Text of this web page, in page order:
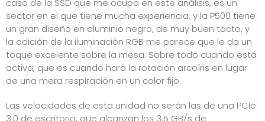
caso de la SSD que me ocupa en este análisis, es un
sector en el que tiene mucha experiencia, y la P500 tiene
un gran diseño en aluminio negro, de muy buen tacto, y
la adición de la iluminación RGB me parece que le da un
toque excelente sobre la mesa. Sobre todo cuando está
activa, que es cuando hará la rotación arcoíris en lugar
de una mera respiración en un color fijo.
Las velocidades de esta unidad no serán las de una PCIe
3.0 de escritorio, que alcanzan los 3.5 GB/s de